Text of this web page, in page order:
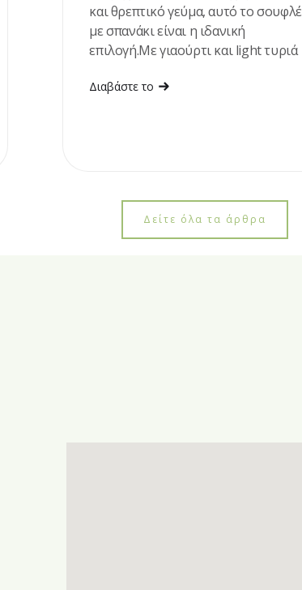
και θρεπτικό γεύμα, αυτό το σουφλέ
με σπανάκι είναι η ιδανική
επιλογή.Με γιαούρτι και light τυριά
ετοιμάζεται με λίγα υλικά. Ταιριάζει
Διαβάστε το
Δείτε όλα τα άρθρα